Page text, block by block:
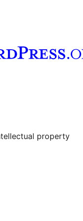
paskyroje
property